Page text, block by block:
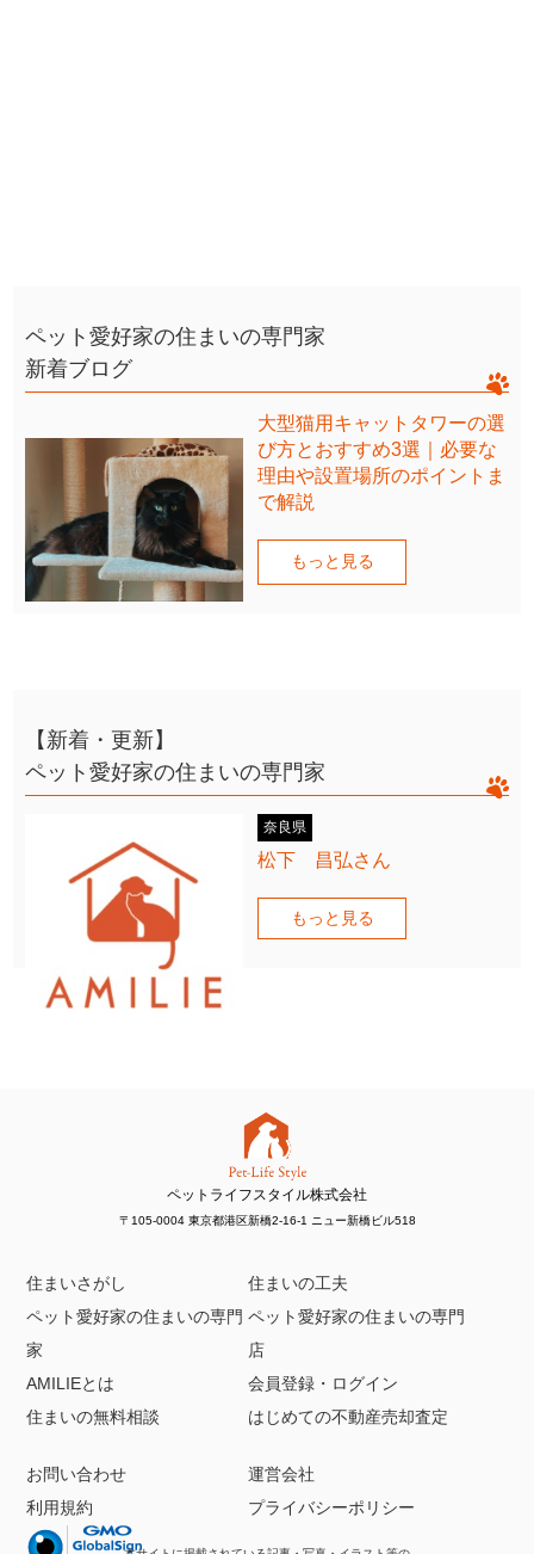
ペット愛好家の住まいの専門家
新着ブログ
大型猫用キャットタワーの選
び方とおすすめ3選｜必要な
理由や設置場所のポイントま
で解説
もっと見る
【新着・更新】
ペット愛好家の住まいの専門家
奈良県
松下 昌弘さん
もっと見る
ペットライフスタイル株式会社
〒105-0004 東京都港区新橋2-16-1 ニュー新橋ビル518
住まいさがし
住まいの工夫
ペット愛好家の住まいの専門
家
ペット愛好家の住まいの専門
店
AMILIEとは
会員登録・ログイン
住まいの無料相談
はじめての不動産売却査定
お問い合わせ
運営会社
利用規約
プライバシーポリシー